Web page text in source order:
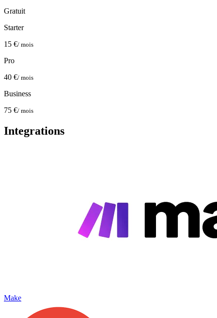
Gratuit
Starter
15 €/ mois
Pro
40 €/ mois
Business
75 €/ mois
Integrations
Make